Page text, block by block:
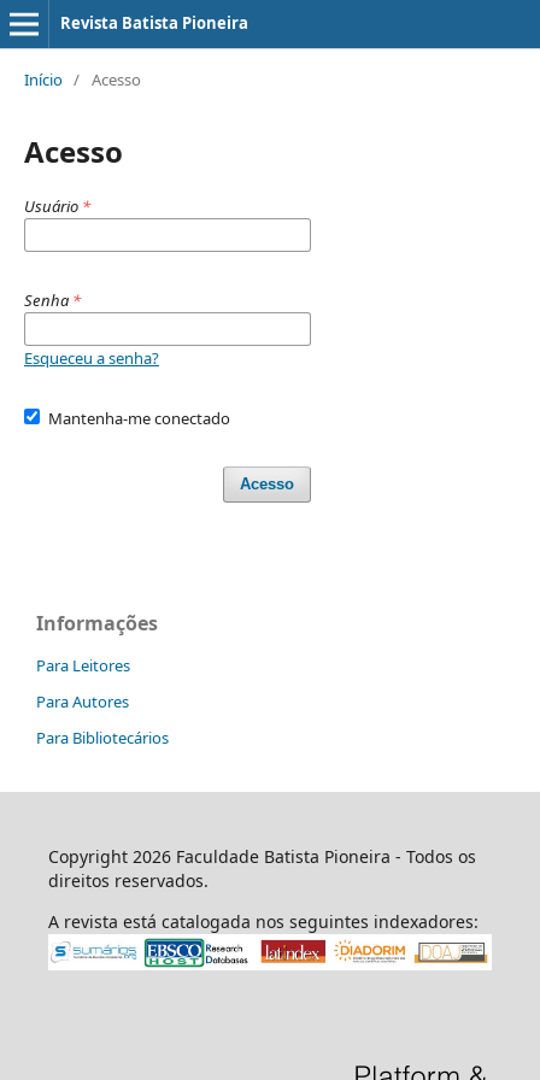
Revista Batista Pioneira
Início / Acesso
Acesso
Usuário *
Senha *
Esqueceu a senha?
Mantenha-me conectado
Acesso
Informações
Para Leitores
Para Autores
Para Bibliotecários
Copyright 2026 Faculdade Batista Pioneira - Todos os
direitos reservados.
A revista está catalogada nos seguintes indexadores: